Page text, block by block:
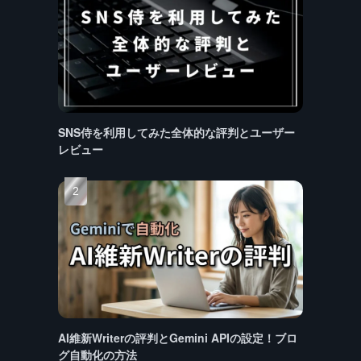
SNS侍を利用してみた全体的な評判とユーザー
レビュー
AI維新Writerの評判とGemini APIの設定！ブロ
グ自動化の方法